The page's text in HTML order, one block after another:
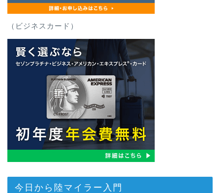
（ビジネスカード）
今日から陸マイラー入門